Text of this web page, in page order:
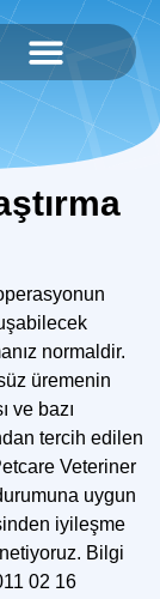
normaldir.
üremenin
ve bazı
tercih edilen
Veteriner
uygun
iyileşme
Bilgi
02 16